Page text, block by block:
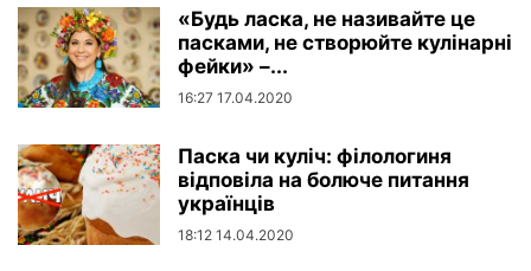
«Будь ласка, не називайте це
пасками, не створюйте кулінарні
фейки» –...
16:27 17.04.2020
Паска чи куліч: філологиня
відповіла на болюче питання
українців
18:12 14.04.2020